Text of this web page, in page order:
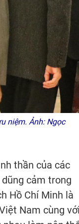
niệm. Ảnh: Ngọc
thần của các
cảm trong
Hồ Chí Minh là
Nam cùng